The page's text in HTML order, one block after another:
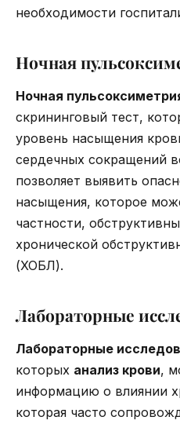
необходимости
Ночная
Ночная
скрининговый тест,
уровень насыщения
сердечных сокращений
позволяет выявить
насыщения, которое
частности,
хронической
(ХОБЛ).
Лабораторные
Лабораторные
которых анализ крови,
информацию о влиянии
которая часто